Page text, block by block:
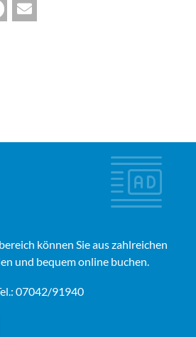
können Sie aus zahlreichen
und bequem online buchen.
07042/91940